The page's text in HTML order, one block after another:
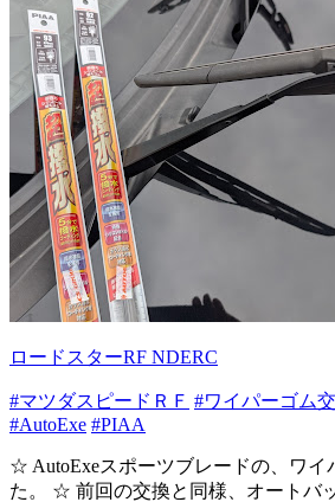
ロードスターRF NDERC
#マツダスピードＲＦ #ワイパーゴム
#AutoExe #PIAA
☆ AutoExeスポーツブレードの、ワイ
た。 ☆ 前回の交換と同様、オートバ